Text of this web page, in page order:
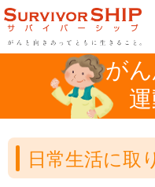
が
日常生活に取